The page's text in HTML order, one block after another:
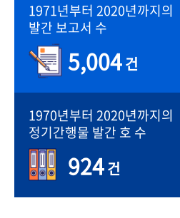
1971년부터 2020년까지의
발간 보고서 수
5,004건
1970년부터 2020년까지의
정기간행물 발간 호 수
924건